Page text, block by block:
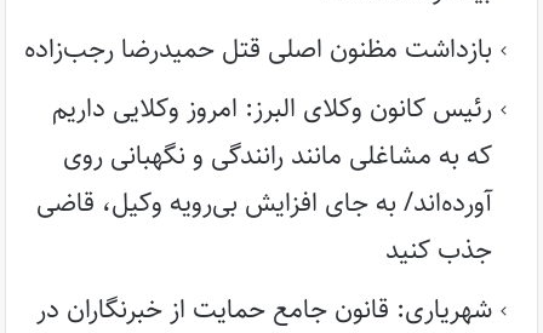
بازداشت مظنون اصلی قتل حمیدرضا رجب‌زاده
رئیس کانون وکلای البرز: امروز وکلایی داریم
که به مشاغلی مانند رانندگی و نگهبانی روی
آورده‌اند/ به جای افزایش بی‌رویه وکیل، قاضی
جذب کنید
شهریاری: قانون جامع حمایت از خبرنگاران در